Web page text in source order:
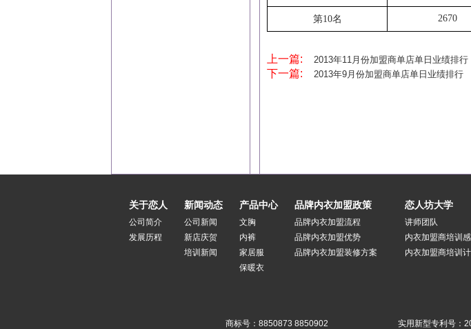
第10名 2670
上一篇: 2013年11月份加盟商单店单日业绩排行
下一篇: 2013年9月份加盟商单店单日业绩排行
关于恋人
公司简介
发展历程
新闻动态
公司新闻
新店庆贺
培训新闻
产品中心
文胸
内裤
家居服
保暖衣
品牌内衣加盟政策
品牌内衣加盟流程
品牌内衣加盟优势
品牌内衣加盟装修方案
恋人坊大学
讲师团队
内衣加盟商培训
内衣加盟商培训计
商标号：8850873 8850902
实用新型专利号：